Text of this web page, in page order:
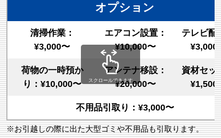
オプション
清掃作業：
¥3,000〜
エアコン設置：
¥10,000〜
テレビ配
¥3,000
荷物の一時預か
り：¥10,000〜
アンテナ移設：
¥20,000〜
資材セッ
¥1,500
不用品引取り：¥3,000〜
スクロールできます
※お引越しの際に出た大型ゴミや不用品も引取ります。